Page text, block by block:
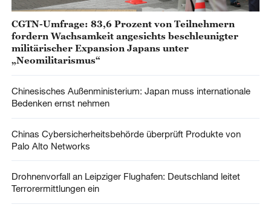
CGTN-Umfrage: 83,6 Prozent von Teilnehmern
fordern Wachsamkeit angesichts beschleunigter
militärischer Expansion Japans unter
„Neomilitarismus“
Chinesisches Außenministerium: Japan muss internationale
Bedenken ernst nehmen
Chinas Cybersicherheitsbehörde überprüft Produkte von
Palo Alto Networks
Drohnenvorfall an Leipziger Flughafen: Deutschland leitet
Terrorermittlungen ein